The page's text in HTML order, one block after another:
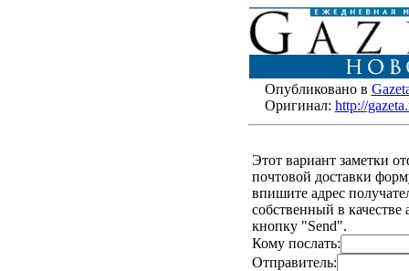
Опубликовано в
Оригинал: http://
Этот вариант заметки
почтовой доставки
впишите адрес
собственный в качестве
кнопку "Send".
Кому послать:
Отправитель: